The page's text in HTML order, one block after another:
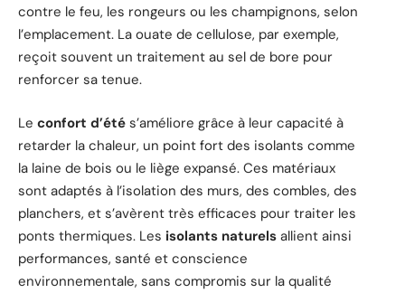
contre le feu, les rongeurs ou les champignons, selon
l’emplacement. La ouate de cellulose, par exemple,
reçoit souvent un traitement au sel de bore pour
renforcer sa tenue.
Le confort d’été s’améliore grâce à leur capacité à
retarder la chaleur, un point fort des isolants comme
la laine de bois ou le liège expansé. Ces matériaux
sont adaptés à l’isolation des murs, des combles, des
planchers, et s’avèrent très efficaces pour traiter les
ponts thermiques. Les isolants naturels allient ainsi
performances, santé et conscience
environnementale, sans compromis sur la qualité